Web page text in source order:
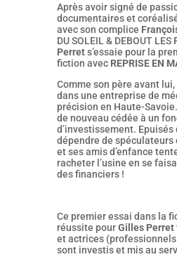
Après avoir signé de
documentaires et
avec son complice
DU SOLEIL & DEBOUT LES
Perrets’essaie pour la
fiction avec REPRISE EN
Comme son père avant
dans une entreprise de
précision en Haute-
de nouveau cédée à un
d’investissement. Epuisés
dépendre de spéculateurs
et ses amis d’enfance
racheter l’usine en se
des financiers !
Ce premier essai dans la
réussite pourGilles Perret
et actrices
sont investis et mis au